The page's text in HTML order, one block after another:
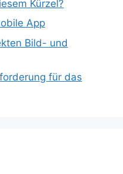
Kürzel?
App
Bild- und
für das